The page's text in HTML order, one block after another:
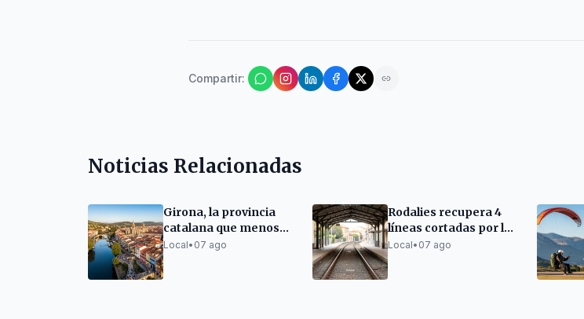
Compartir:
Noticias Relacionadas
Girona, la provincia
catalana que menos
crece en población
Local• 07 ago
Rodalies recupera 4
líneas cortadas por las
lluvias torrenciales; 3
Local• 07 ago